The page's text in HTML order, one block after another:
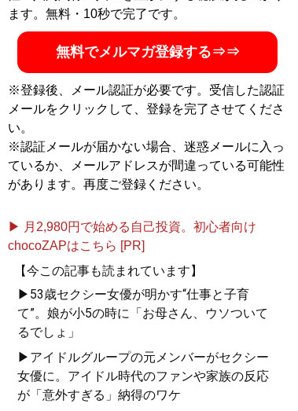
・「大学の先輩と初体験」「ビルの隙間でしたことも」
人気セクシー女優・女神ジュンが明かす“本当の性遍歴”
記事一覧へ
ます。無料・10秒で完了です。
無料でメルマガ登録する⇒⇒
※登録後、メール認証が必要です。受信した認証
メールをクリックして、登録を完了させてくださ
い。
※認証メールが届かない場合、迷惑メールに入っ
ているか、メールアドレスが間違っている可能性
があります。再度ご登録ください。
▶ 月2,980円で始める自己投資。初心者向け
chocoZAPはこちら [PR]
【今この記事も読まれています】
▶53歳セクシー女優が明かす“仕事と子育
て”。娘が小5の時に「お母さん、ウソついて
るでしょ」
▶アイドルグループの元メンバーがセクシー
女優に。アイドル時代のファンや家族の反応
が「意外すぎる」納得のワケ